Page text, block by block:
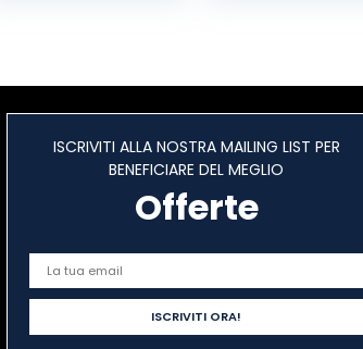
Cucina, Bagno,
Dimensioni
63 x 24 x 115 cm
Ingresso Casa
(Bianco
ISCRIVITI ALLA NOSTRA MAILING LIST PER
BENEFICIARE DEL MEGLIO
Offerte